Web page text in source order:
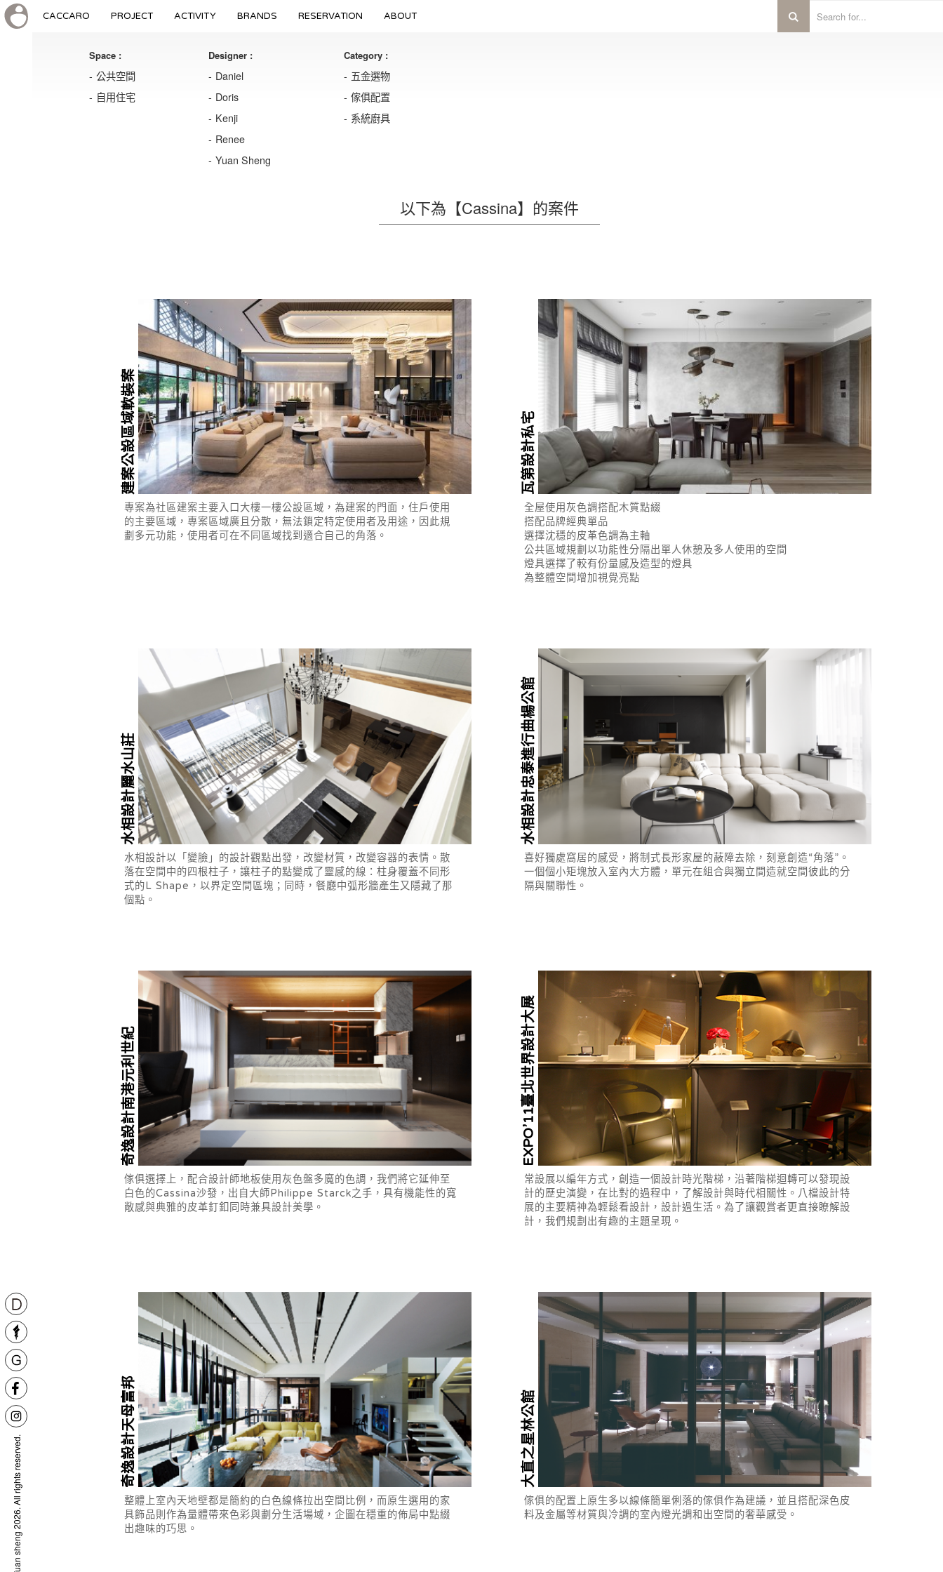
CACCARO PROJECT ACTIVITY BRANDS RESERVATION ABOUT
© Yuan sheng 2026. All rights reserved.
Space :
公共空間
自用住宅
Designer :
Daniel
Doris
Kenji
Renee
Yuan Sheng
Category :
五金選物
傢俱配置
系統廚具
以下為【Cassina】的案件
建案公設區域軟裝案
專案為社區建案主要入口大樓一樓公設區域，為建案的門面，住戶使用
的主要區域，專案區域廣且分散，無法鎖定特定使用者及用途，因此規
劃多元功能，使用者可在不同區域找到適合自己的角落。
瓦第設計私宅
全屋使用灰色調搭配木質點綴
搭配品牌經典單品
選擇沈穩的皮革色調為主軸
公共區域規劃以功能性分隔出單人休憩及多人使用的空間
燈具選擇了較有份量感及造型的燈具
為整體空間增加視覺亮點
水相設計麗水山莊
水相設計以「變臉」的設計觀點出發，改變材質，改變容器的表情。散
落在空間中的四根柱子，讓柱子的點變成了靈感的線：柱身覆蓋不同形
式的L Shape，以界定空間區塊；同時，餐廳中弧形牆產生又隱藏了那
個點。
水相設計忠泰進行曲楊公館
喜好獨處窩居的感受，將制式長形家屋的蔽障去除，刻意創造“角落”。
一個個小矩塊放入室內大方體，單元在組合與獨立間造就空間彼此的分
隔與關聯性。
奇逸設計南港元利世紀
傢俱選擇上，配合設計師地板使用灰色盤多魔的色調，我們將它延伸至
白色的Cassina沙發，出自大師Philippe Starck之手，具有機能性的寬
敞感與典雅的皮革釘釦同時兼具設計美學。
EXPO’11臺北世界設計大展
常設展以編年方式，創造一個設計時光階梯，沿著階梯迴轉可以發現設
計的歷史演變，在比對的過程中，了解設計與時代相關性。八檔設計特
展的主要精神為輕鬆看設計，設計過生活。為了讓觀賞者更直接瞭解設
計，我們規劃出有趣的主題呈現。
奇逸設計天母富邦
整體上室內天地壁都是簡約的白色線條拉出空間比例，而原生選用的家
具飾品則作為量體帶來色彩與劃分生活場域，企圖在穩重的佈局中點綴
出趣味的巧思。
大直之星林公館
傢俱的配置上原生多以線條簡單俐落的傢俱作為建議，並且搭配深色皮
料及金屬等材質與冷調的室內燈光調和出空間的奢華感受。